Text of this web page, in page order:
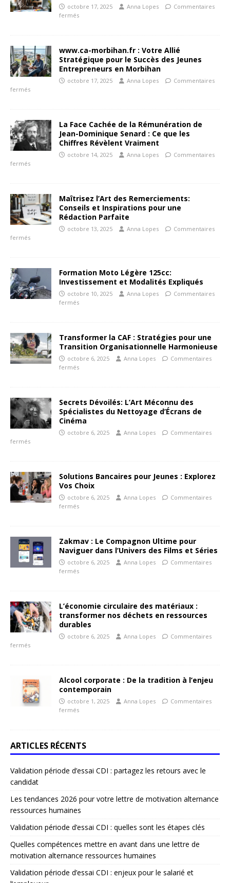
octobre 17, 2025 Anna Lopes
Commentaires
fermés
www.ca-morbihan.fr : Votre Allié
Stratégique pour le Succès des Jeunes
Entrepreneurs en Morbihan
octobre 17, 2025 Anna Lopes
Commentaires
fermés
La Face Cachée de la Rémunération de
Jean-Dominique Senard : Ce que les
Chiffres Révèlent Vraiment
octobre 14, 2025 Anna Lopes
Commentaires
fermés
Maîtrisez l’Art des Remerciements:
Conseils et Inspirations pour une
Rédaction Parfaite
octobre 13, 2025 Anna Lopes
Commentaires
fermés
Formation Moto Légère 125cc:
Investissement et Modalités Expliqués
octobre 10, 2025 Anna Lopes
Commentaires
fermés
Transformer la CAF : Stratégies pour une
Transition Organisationnelle Harmonieuse
octobre 6, 2025 Anna Lopes
Commentaires
fermés
Secrets Dévoilés: L’Art Méconnu des
Spécialistes du Nettoyage d’Écrans de
Cinéma
octobre 6, 2025 Anna Lopes
Commentaires
fermés
Solutions Bancaires pour Jeunes : Explorez
Vos Choix
octobre 6, 2025 Anna Lopes
Commentaires
fermés
Zakmav : Le Compagnon Ultime pour
Naviguer dans l’Univers des Films et Séries
octobre 6, 2025 Anna Lopes
Commentaires
fermés
L’économie circulaire des matériaux :
transformer nos déchets en ressources
durables
octobre 6, 2025 Anna Lopes
Commentaires
fermés
Alcool corporate : De la tradition à l’enjeu
contemporain
octobre 1, 2025 Anna Lopes
Commentaires
fermés
ARTICLES RÉCENTS
Validation période d’essai CDI : partagez les retours avec le
candidat
Les tendances 2026 pour votre lettre de motivation alternance
ressources humaines
Validation période d’essai CDI : quelles sont les étapes clés
Quelles compétences mettre en avant dans une lettre de
motivation alternance ressources humaines
Validation période d’essai CDI : enjeux pour le salarié et